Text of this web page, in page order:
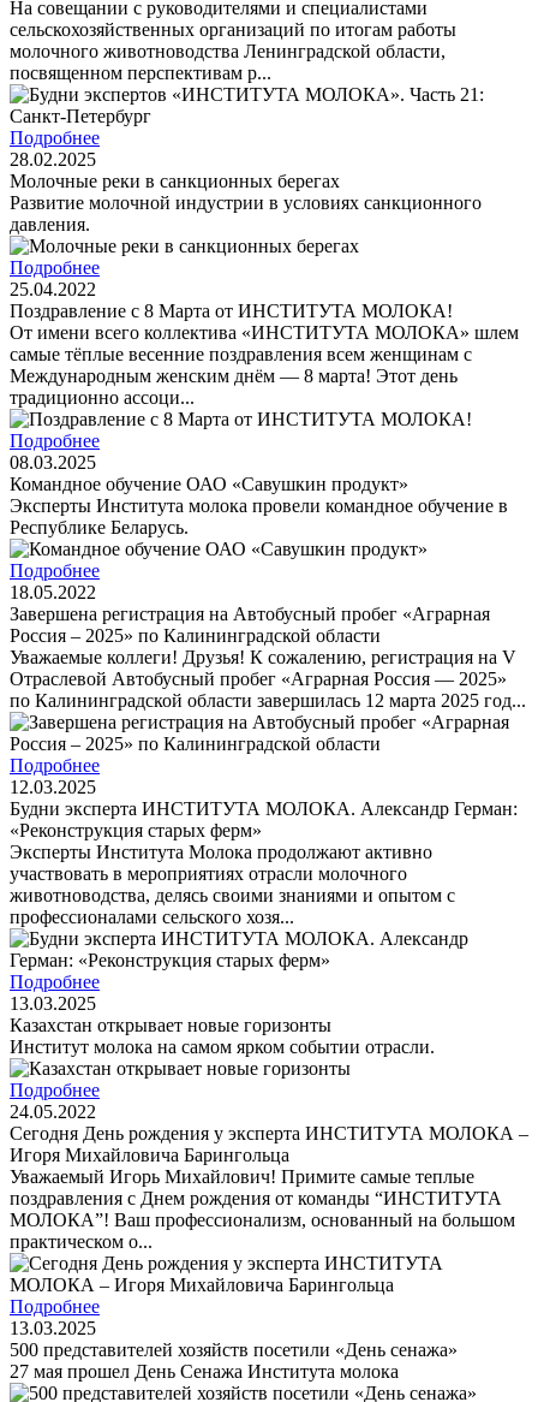
На совещании с руководителями и специалистами
сельскохозяйственных организаций по итогам работы
молочного животноводства Ленинградской области,
посвященном перспективам р...
Подробнее
28.02.2025
Молочные реки в санкционных берегах
Развитие молочной индустрии в условиях санкционного
давления.
Подробнее
25.04.2022
Поздравление с 8 Марта от ИНСТИТУТА МОЛОКА!
От имени всего коллектива «ИНСТИТУТА МОЛОКА» шлем
самые тёплые весенние поздравления всем женщинам с
Международным женским днём — 8 марта! Этот день
традиционно ассоци...
Подробнее
08.03.2025
Командное обучение ОАО «Савушкин продукт»
Эксперты Института молока провели командное обучение в
Республике Беларусь.
Подробнее
18.05.2022
Завершена регистрация на Автобусный пробег «Аграрная
Россия – 2025» по Калининградской области
Уважаемые коллеги! Друзья! К сожалению, регистрация на V
Отраслевой Автобусный пробег «Аграрная Россия — 2025»
по Калининградской области завершилась 12 марта 2025 год...
Подробнее
12.03.2025
Будни эксперта ИНСТИТУТА МОЛОКА. Александр Герман:
«Реконструкция старых ферм»
Эксперты Института Молока продолжают активно
участвовать в мероприятиях отрасли молочного
животноводства, делясь своими знаниями и опытом с
профессионалами сельского хозя...
Подробнее
13.03.2025
Казахстан открывает новые горизонты
Институт молока на самом ярком событии отрасли.
Подробнее
24.05.2022
Сегодня День рождения у эксперта ИНСТИТУТА МОЛОКА –
Игоря Михайловича Барингольца
Уважаемый Игорь Михайлович! Примите самые теплые
поздравления с Днем рождения от команды “ИНСТИТУТА
МОЛОКА”! Ваш профессионализм, основанный на большом
практическом о...
Подробнее
13.03.2025
500 представителей хозяйств посетили «День сенажа»
27 мая прошел День Cенажа Института молока